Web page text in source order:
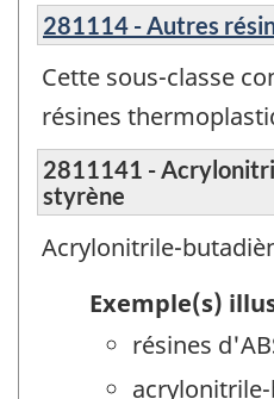
281114 - Autres
Cette sous-classe
résines
2811141 -
styrène
Acrylonitrile-
Exemple(s)
résines